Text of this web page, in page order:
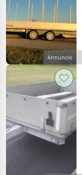
Pongratz
6
Humer
3
Schwarz Anhänger
2
Agados
1
Böckmann
Mostra
tutti
Annuncio